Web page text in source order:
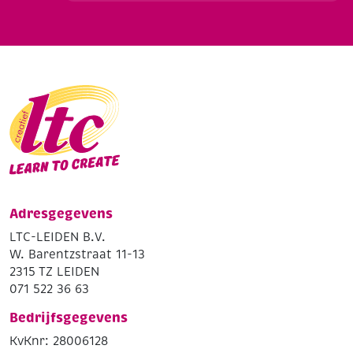
Adresgegevens
LTC-LEIDEN B.V.
W. Barentzstraat 11-13
2315 TZ LEIDEN
071 522 36 63
Bedrijfsgegevens
KvKnr: 28006128